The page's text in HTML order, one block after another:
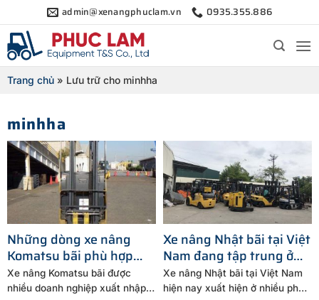
qua
nội
dung
admin@xenangphuclam.vn 0935.355.886
Trang chủ » Lưu trữ cho minhha
minhha
Những dòng xe nâng
Komatsu bãi phù hợp
cho hoạt động xuất nhập
khẩu
Xe nâng Komatsu bãi được
nhiều doanh nghiệp xuất nhập
Xe nâng Nhật bãi tại Việt
Nam đang tập trung ở
những phân khúc tải
trọng nào
Xe nâng Nhật bãi tại Việt Nam
hiện nay xuất hiện ở nhiều phân